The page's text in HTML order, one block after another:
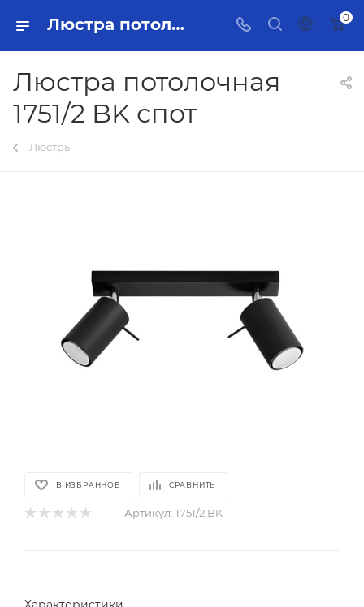
Люстра потолочная 1751/2 BK спот Тольятти - купить в интернет-магазине, каталог с ценами и характеристиками 0
Люстра потолочная
1751/2 BK спот
Люстры
В ИЗБРАННОЕ СРАВНИТЬ
Артикул: 1751/2 BK